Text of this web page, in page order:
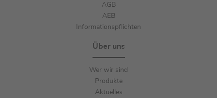
AGB
AEB
Informationspflichten
Über uns
Wer wir sind
Produkte
Aktuelles